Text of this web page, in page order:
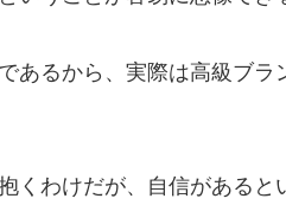
あるから、実際は高級ブラ
くわけだが、自信があると